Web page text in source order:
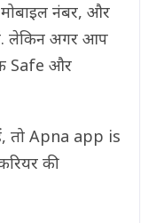
नंबर, और
लेकिन अगर आप
Safe और
तो Apna app is
की